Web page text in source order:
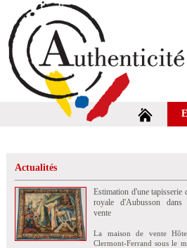
Actualités
Estimation d'une tapisserie
royale d'Aubusson dans
vente
La maison de vente
Clermont-Ferrand sous le